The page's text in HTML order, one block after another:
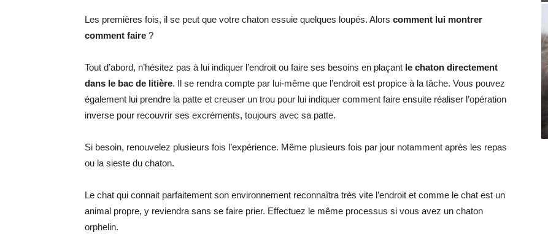
Les premières fois, il se peut que votre chaton essuie quelques loupés. Alors comment lui montrer
comment faire ?
Tout d’abord, n’hésitez pas à lui indiquer l’endroit ou faire ses besoins en plaçant le chaton directement
dans le bac de litière. Il se rendra compte par lui-même que l’endroit est propice à la tâche. Vous pouvez
également lui prendre la patte et creuser un trou pour lui indiquer comment faire ensuite réaliser l’opération
inverse pour recouvrir ses excréments, toujours avec sa patte.
Si besoin, renouvelez plusieurs fois l’expérience. Même plusieurs fois par jour notamment après les repas
ou la sieste du chaton.
Le chat qui connait parfaitement son environnement reconnaîtra très vite l’endroit et comme le chat est un
animal propre, y reviendra sans se faire prier. Effectuez le même processus si vous avez un chaton
orphelin.